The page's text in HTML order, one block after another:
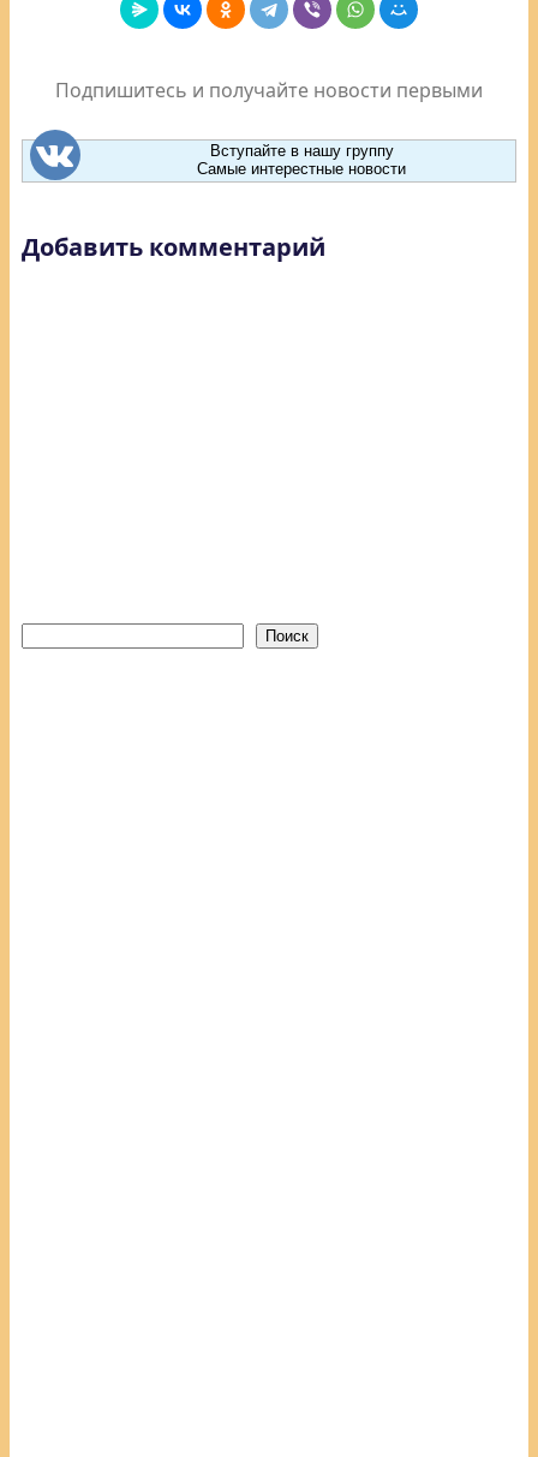
Подпишитесь и получайте новости первыми
Вступайте в нашу группу
Самые интерестные новости
Добавить комментарий
Поиск